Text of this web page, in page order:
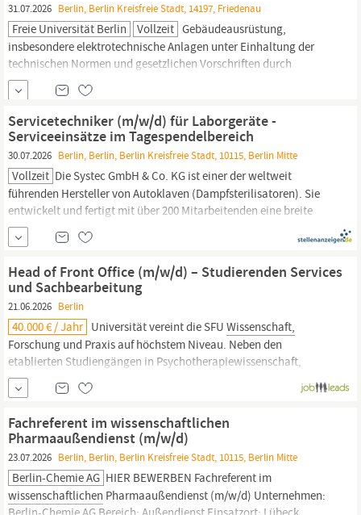
31.07.2026 Berlin, Berlin Kreisfreie Stadt, 14197, Friedenau
Freie Universität Berlin Vollzeit Gebäudeausrüstung,
insbesondere elektrotechnische Anlagen unter Einhaltung der
technischen Normen und gesetzlichen Vorschriften durch
Diagnosen, Fehlereingrenzungen und Arbeiten zur
Störungsbeseitigung außerhalb der regulären Betriebszeiten der
FU
Berlin, Prüfung ortsveränderlicher Betriebsmittel nach DGUV
V4, Teilnahme am Wechselschichtbetrieb der...
Servicetechniker (m/w/d) für Laborgeräte -
Serviceeinsätze im Tagespendelbereich
30.07.2026 Berlin, Berlin, Berlin Kreisfreie Stadt, 10115, Berlin Mitte
Vollzeit Die Systec GmbH & Co. KG ist einer der weltweit
führenden Hersteller von Autoklaven (Dampfsterilisatoren). Sie
entwickelt und fertigt mit über 200 Mitarbeitenden eine breite
Produktpalette für das moderne Labor in
und Produktion. Ihre Produkte werden weltweit exportiert.
Aufgrund der weiteren Expansion des Unternehmens suchen...
Head of Front Office (m/w/d) – Studierenden Services
und Sachbearbeitung
21.06.2026 Berlin
40.000 € / Jahr Universität vereint die SFU Wissenschaft,
Forschung und Praxis auf höchstem Niveau. Neben den
etablierten Studiengängen in Psychotherapiewissenschaft,
Psychologie und Rechtswissenschaften bietet die SFU auch
Bachelor- und Masterstudiengänge in Human- und Zahnmedizin
Team an der SFUBerlinam Campus Tempelhof zum...
Fachreferent im wissenschaftlichen
Pharmaaußendienst (m/w/d)
23.07.2026 Berlin, Berlin, Berlin Kreisfreie Stadt, 10115, Berlin Mitte
Berlin-Chemie AG HIER BEWERBEN Fachreferent im
wissenschaftlichen Pharmaaußendienst (m/w/d) Unternehmen: